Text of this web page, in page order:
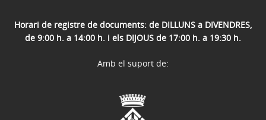
Horari de registre de documents: de DILLUNS a DIVENDRES,
de 9:00 h. a 14:00 h. i els DIJOUS de 17:00 h. a 19:30 h.
Amb el suport de: